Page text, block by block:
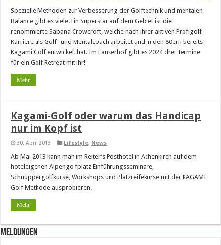
Spezielle Methoden zur Verbesserung der Golftechnik und mentalen
Balance gibt es viele. Ein Superstar auf dem Gebiet ist die
renommierte Sabana Crowcroft, welche nach ihrer aktiven Profigolf-
Karriere als Golf- und Mentalcoach arbeitet und in den 80ern bereits
Kagami Golf entwickelt hat. Im Lanserhof gibt es 2024 drei Termine
für ein Golf Retreat mit ihr!
Mehr
Kagami-Golf oder warum das Handicap
nur im Kopf ist
30. April 2013 Lifestyle, News
Ab Mai 2013 kann man im Reiter’s Posthotel in Achenkirch auf dem
hoteleigenen Alpengolfplatz Einführungsseminare,
Schnuppergolfkurse, Workshops und Platzreifekurse mit der KAGAMI
Golf Methode ausprobieren.
Mehr
Meldungen